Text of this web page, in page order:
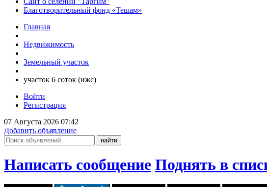
Благотворительный фонд «Тешам»
Главная
Недвижимость
Земельный участок
участок 6 соток (ижс)
Войти
Регистрация
07 Августа 2026 07:42
Добавить объявление
Написать сообщение Поднять в